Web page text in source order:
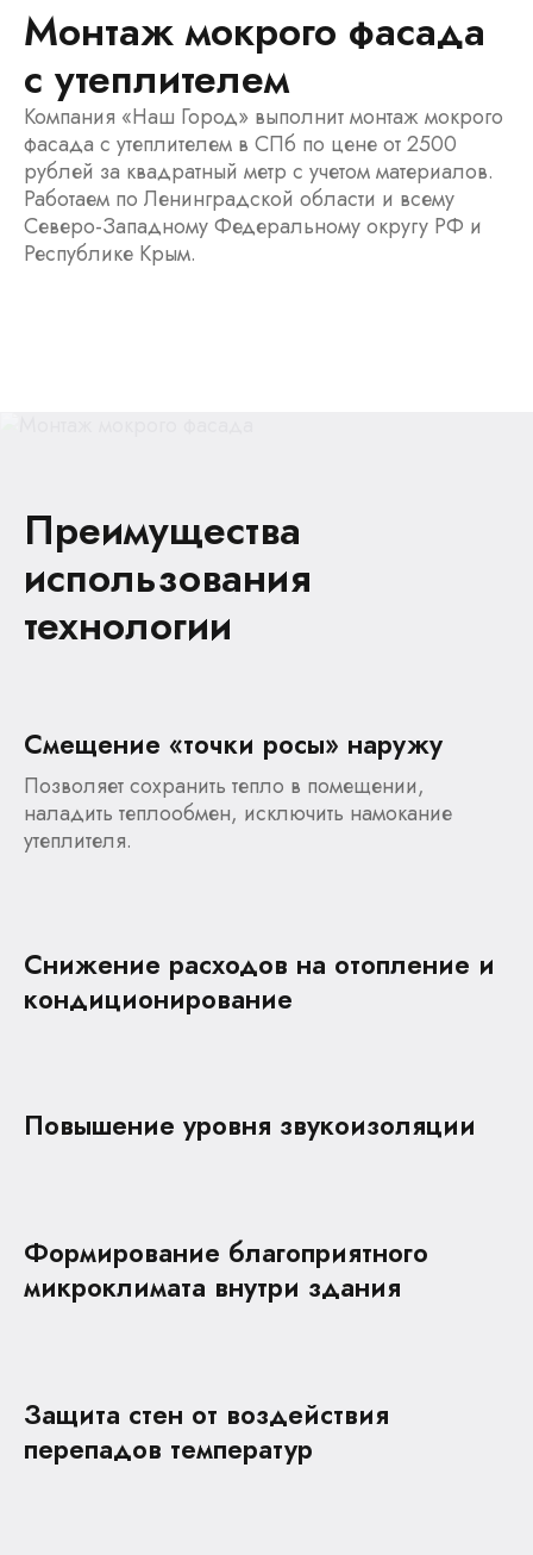
Монтаж мокрого фасада
с утеплителем
Компания «Наш Город» выполнит монтаж мокрого
фасада с утеплителем в СПб по цене от 2500
рублей за квадратный метр с учетом материалов.
Работаем по Ленинградской области и всему
Северо-Западному Федеральному округу РФ и
Республике Крым.
Преимущества
использования
технологии
Смещение «точки росы» наружу
Позволяет сохранить тепло в помещении,
наладить теплообмен, исключить намокание
утеплителя.
Снижение расходов на отопление и
кондиционирование
Повышение уровня звукоизоляции
Формирование благоприятного
микроклимата внутри здания
Защита стен от воздействия
перепадов температур